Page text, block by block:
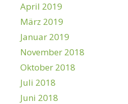
April 2019
März 2019
Januar 2019
November 2018
Oktober 2018
Juli 2018
Juni 2018